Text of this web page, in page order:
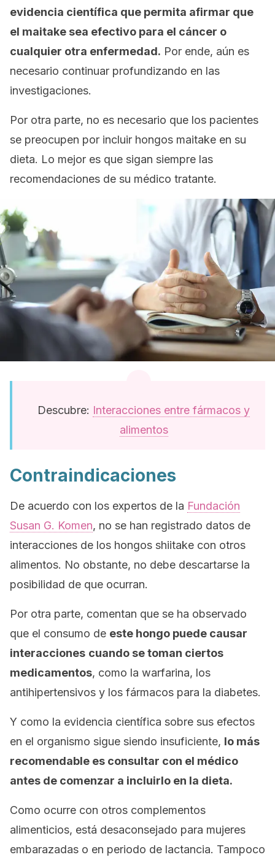
evidencia científica que permita afirmar que
el maitake sea efectivo para el cáncer o
cualquier otra enfermedad. Por ende, aún es
necesario continuar profundizando en las
investigaciones.
Por otra parte, no es necesario que los pacientes
se preocupen por incluir hongos maitake en su
dieta. Lo mejor es que sigan siempre las
recomendaciones de su médico tratante.
Descubre: Interacciones entre fármacos y
alimentos
Contraindicaciones
De acuerdo con los expertos de la Fundación
Susan G. Komen, no se han registrado datos de
interacciones de los hongos shiitake con otros
alimentos. No obstante, no debe descartarse la
posibilidad de que ocurran.
Por otra parte, comentan que se ha observado
que el consumo de este hongo puede causar
interacciones cuando se toman ciertos
medicamentos, como la warfarina, los
antihipertensivos y los fármacos para la diabetes.
Y como la evidencia científica sobre sus efectos
en el organismo sigue siendo insuficiente, lo más
recomendable es consultar con el médico
antes de comenzar a incluirlo en la dieta.
Como ocurre con otros complementos
alimenticios, está desaconsejado para mujeres
embarazadas o en periodo de lactancia. Tampoco